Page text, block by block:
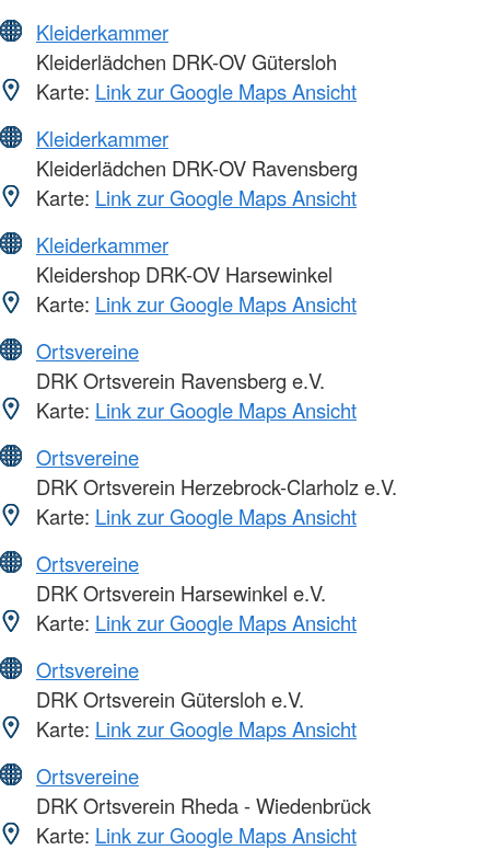
Kleiderkammer
Kleiderlädchen DRK-OV Gütersloh
Karte: Link zur Google Maps Ansicht
Kleiderkammer
Kleiderlädchen DRK-OV Ravensberg
Karte: Link zur Google Maps Ansicht
Kleiderkammer
Kleidershop DRK-OV Harsewinkel
Karte: Link zur Google Maps Ansicht
Ortsvereine
DRK Ortsverein Ravensberg e.V.
Karte: Link zur Google Maps Ansicht
Ortsvereine
DRK Ortsverein Herzebrock-Clarholz e.V.
Karte: Link zur Google Maps Ansicht
Ortsvereine
DRK Ortsverein Harsewinkel e.V.
Karte: Link zur Google Maps Ansicht
Ortsvereine
DRK Ortsverein Gütersloh e.V.
Karte: Link zur Google Maps Ansicht
Ortsvereine
DRK Ortsverein Rheda - Wiedenbrück
Karte: Link zur Google Maps Ansicht